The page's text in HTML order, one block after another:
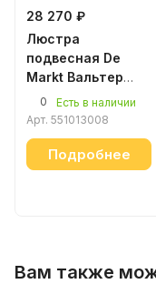
28 270 ₽
Люстра
подвесная De
Markt Вальтер
551013008
0
Есть в наличии
Арт. 551013008
Подробнее
Вам также